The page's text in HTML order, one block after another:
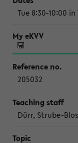
Tue 8:30-10:00 in
205032
Dürr, Strube-